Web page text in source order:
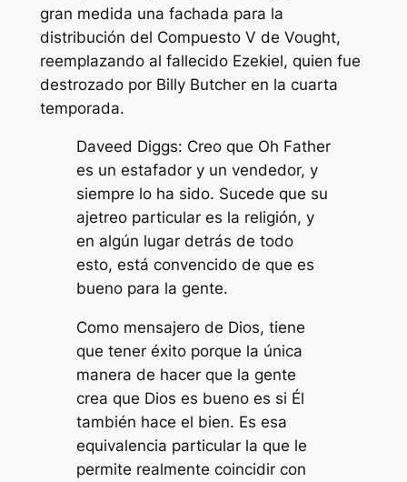
gran medida una fachada para la
distribución del Compuesto V de Vought,
reemplazando al fallecido Ezekiel, quien fue
destrozado por Billy Butcher en la cuarta
temporada.
Daveed Diggs: Creo que Oh Father
es un estafador y un vendedor, y
siempre lo ha sido. Sucede que su
ajetreo particular es la religión, y
en algún lugar detrás de todo
esto, está convencido de que es
bueno para la gente.
Como mensajero de Dios, tiene
que tener éxito porque la única
manera de hacer que la gente
crea que Dios es bueno es si Él
también hace el bien. Es esa
equivalencia particular la que le
permite realmente coincidir con